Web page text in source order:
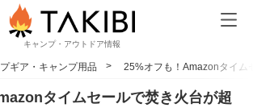
キャンプ・アウトドア情報
ギア・キャンプ用品 25%オフも！Amazonタイム
タイムセールで焚き火台が超